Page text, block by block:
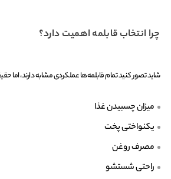
چرا انتخاب قابلمه اهمیت دارد؟
شاید تصور کنید تمام قابلمه‌ها عملکردی مشابه دارند، اما
میزان چسبیدن غذا
یکنواختی پخت
مصرف روغن
راحتی شستشو